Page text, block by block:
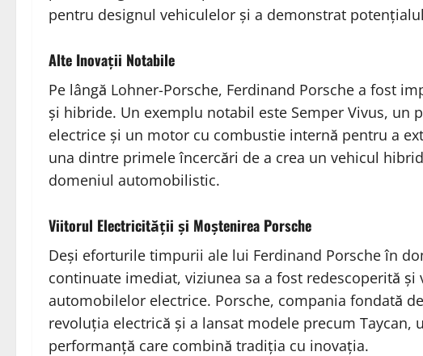
pentru designul vehiculelor și a demonstrat
Alte Inovații Notabile
Pe lângă Lohner-Porsche, Ferdinand Porsche a fost
și hibride. Un exemplu notabil este Semper Vivus,
electrice și un motor cu combustie internă pentru a
una dintre primele încercări de a crea un vehicul
domeniul automobilistic.
Viitorul Electricității și Moștenirea Porsche
Deși eforturile timpurii ale lui Ferdinand Porsche în
continuate imediat, viziunea sa a fost redescoperită
automobilelor electrice. Porsche, compania fondată
revoluția electrică și a lansat modele precum Taycan,
performanță care combină tradiția cu inovația.